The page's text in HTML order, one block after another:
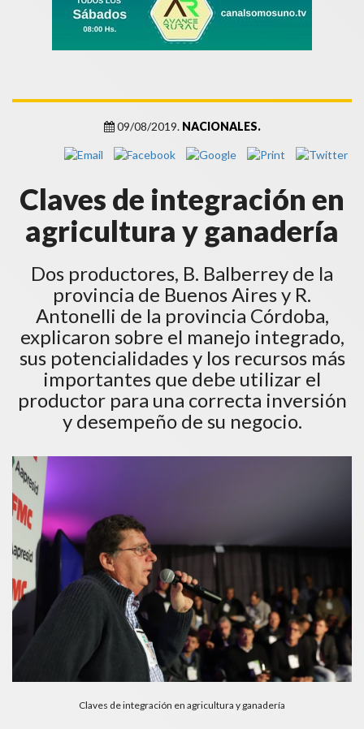
09/08/2019. NACIONALES.
Claves de integración en
agricultura y ganadería
Dos productores, B. Balberrey de la
provincia de Buenos Aires y R.
Antonelli de la provincia Córdoba,
explicaron sobre el manejo integrado,
sus potencialidades y los recursos más
importantes que debe utilizar el
productor para una correcta inversión
y desempeño de su negocio.
Claves de integración en agricultura y ganadería